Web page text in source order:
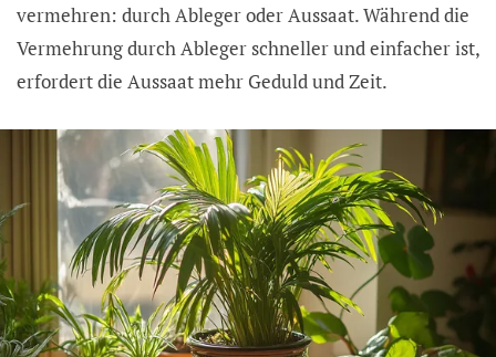
vermehren: durch Ableger oder Aussaat. Während die
Vermehrung durch Ableger schneller und einfacher ist,
erfordert die Aussaat mehr Geduld und Zeit.